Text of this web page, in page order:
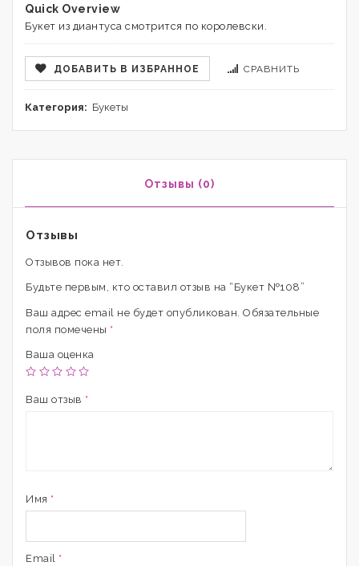
Quick Overview
Букет из диантуса смотрится по королевски.
ДОБАВИТЬ В ИЗБРАННОЕ СРАВНИТЬ
Категория: Букеты
Отзывы (0)
Отзывы
Отзывов пока нет.
Будьте первым, кто оставил отзыв на “Букет №108”
Ваш адрес email не будет опубликован. Обязательные
поля помечены *
Ваша оценка
Ваш отзыв *
Имя *
Email *